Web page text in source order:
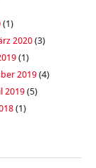
(1)
2020 (3)
(1)
2019(4)
2019(5)
(1)